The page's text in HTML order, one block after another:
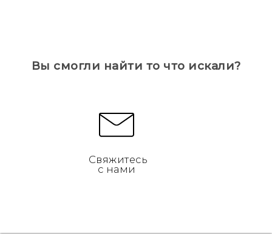
Вы смогли найти то что искали?
Свяжитесь
с нами